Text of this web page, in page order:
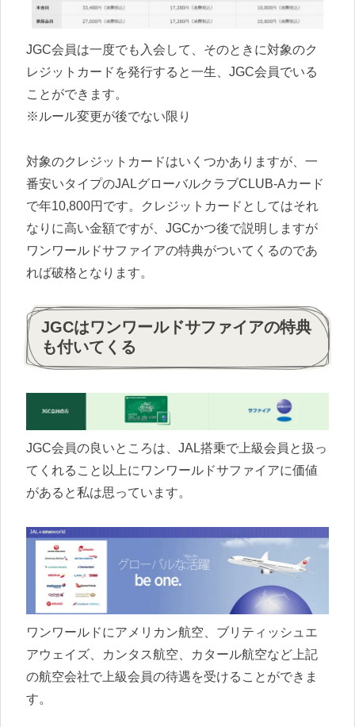
JGC会員は一度でも入会して、そのときに対象のク
レジットカードを発行すると一生、JGC会員でいる
ことができます。
※ルール変更が後でない限り
対象のクレジットカードはいくつかありますが、一
番安いタイプのJALグローバルクラブCLUB-Aカード
で年10,800円です。クレジットカードとしてはそれ
なりに高い金額ですが、JGCかつ後で説明しますが
ワンワールドサファイアの特典がついてくるのであ
れば破格となります。
JGCはワンワールドサファイアの特典
も付いてくる
JGC会員の良いところは、JAL搭乗で上級会員と扱っ
てくれること以上にワンワールドサファイアに価値
があると私は思っています。
ワンワールドにアメリカン航空、ブリティッシュエ
アウェイズ、カンタス航空、カタール航空など上記
の航空会社で上級会員の待遇を受けることができま
す。